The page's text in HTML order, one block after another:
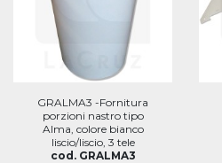
GRALMA3 -Fornitura
porzioni nastro tipo
Alma, colore bianco
liscio/liscio, 3 tele
cod. GRALMA3